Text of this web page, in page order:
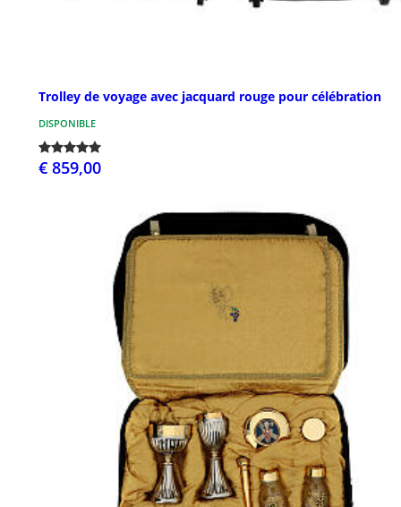
Trolley de voyage avec jacquard rouge pour célébration
DISPONIBLE
€ 859,00